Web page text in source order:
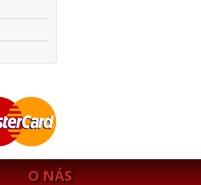
O NÁS